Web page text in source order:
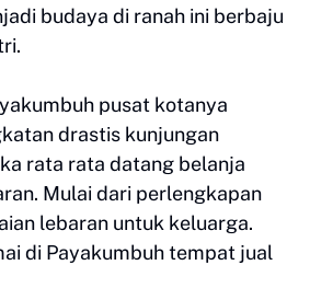
budaya di ranah ini berbaju
pusat kotanya
drastis kunjungan
rata rata datang belanja
Mulai dari perlengkapan
lebaran untuk keluarga.
di Payakumbuh tempat jual